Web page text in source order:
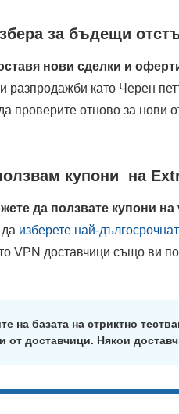
за бъдещи
нови сделки и
разпродажби като Черен
проверите отново за нови
купони на
да ползвате купони
изберете най-
VPN доставчици също ви
на базата на стриктно
от доставчици. Някои